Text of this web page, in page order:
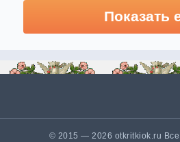
Показать
© 2015 — 2026 otkritkiok.ru